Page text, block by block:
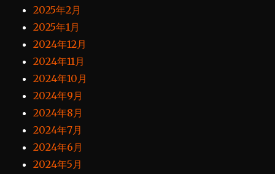
2025年2月
2025年1月
2024年12月
2024年11月
2024年10月
2024年9月
2024年8月
2024年7月
2024年6月
2024年5月